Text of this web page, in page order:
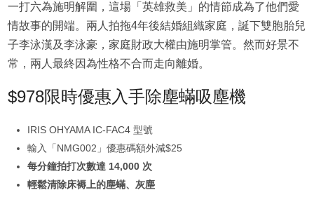
一打六為施明解圍，這場「英雄救美」的情節成為了他們愛
情故事的開端。兩人拍拖4年後結婚組織家庭，誕下雙胞胎兒
子李泳漢及李泳豪，家庭財政大權由施明掌管。然而好景不
常，兩人最終因為性格不合而走向離婚。
$978限時優惠入手除塵蟎吸塵機
IRIS OHYAMA IC-FAC4 型號
輸入「NMG002」優惠碼額外減$25
每分鐘拍打次數達 14,000 次
輕鬆清除床褥上的塵蟎、灰塵